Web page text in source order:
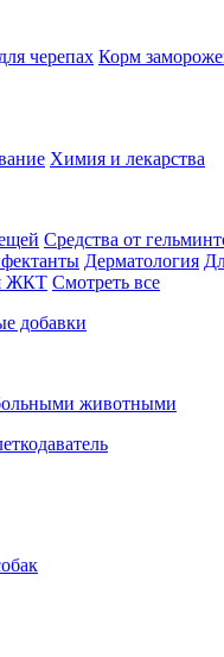
черепах Корм
Химия и лекарства
Средства от
Дерматология
ЖКТ Смотреть все
добавки
животными